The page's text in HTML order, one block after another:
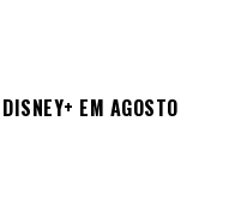
EM AGOSTO